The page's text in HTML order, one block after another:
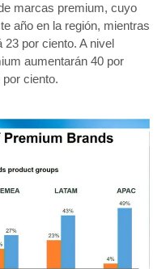
marcas premium, cuyo
año en la región, mientras
por ciento. A nivel
aumentarán 40 por
ciento.